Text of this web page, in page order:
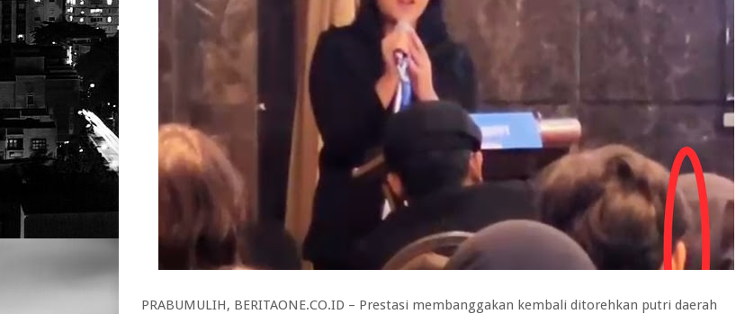
PRABUMULIH, BERITAONE.CO.ID – Prestasi membanggakan kembali ditorehkan putri daerah